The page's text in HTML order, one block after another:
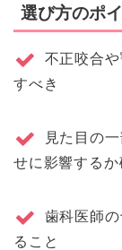
選び方のポ
不正咬合
すべき
見た目の
せに影響する
歯科医師
ること